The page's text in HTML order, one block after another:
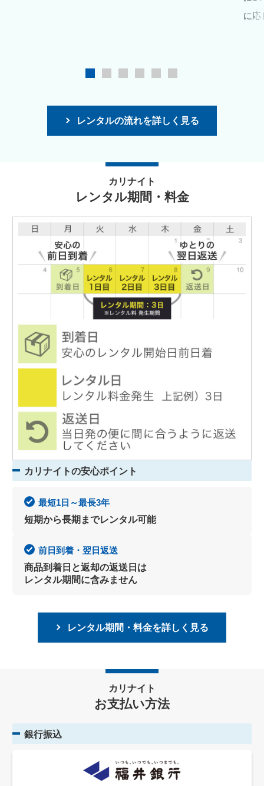
に応
レンタルの流れを詳しく見る
カリナイト
レンタル期間・料金
カリナイトの安心ポイント
最短1日～最長3年
短期から長期までレンタル可能
前日到着・翌日返送
商品到着日と返却の返送日は
レンタル期間に含みません
レンタル期間・料金を詳しく見る
カリナイト
お支払い方法
銀行振込